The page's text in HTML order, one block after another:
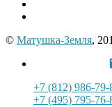
© Матушка-Земля,
+7 (812) 986-79-
+7 (495) 795-76-